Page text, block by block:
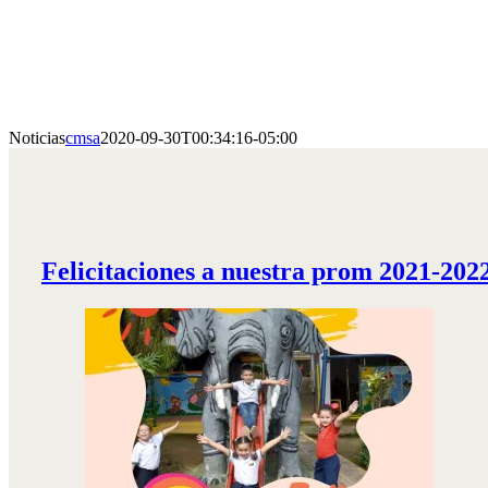
Noticias
Noticiascmsa2020-09-30T00:34:16-05:00
Felicitaciones a nuestra prom 2021-